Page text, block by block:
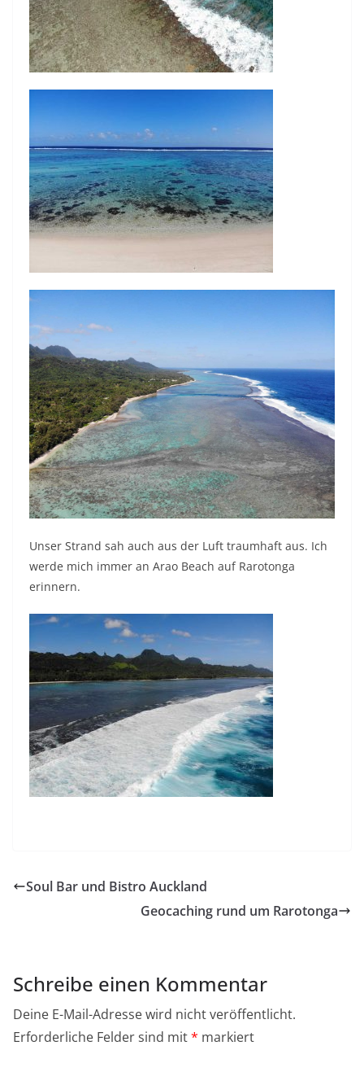
Unser Strand sah auch aus der Luft traumhaft aus. Ich
werde mich immer an Arao Beach auf Rarotonga
erinnern.
Soul Bar und Bistro Auckland
Geocaching rund um Rarotonga
Schreibe einen Kommentar
Deine E-Mail-Adresse wird nicht veröffentlicht.
Erforderliche Felder sind mit* markiert